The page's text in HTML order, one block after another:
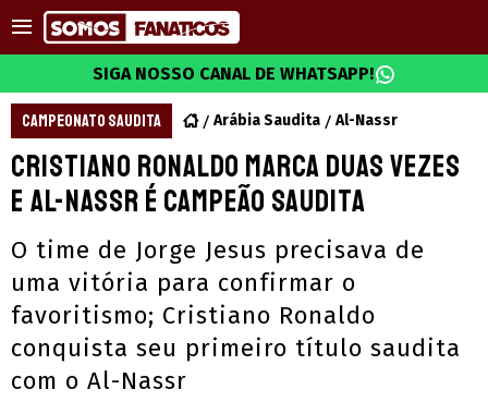
SIGA NOSSO CANAL DE WHATSAPP!
CAMPEONATO SAUDITA Arábia Saudita Al-Nassr
Cristiano Ronaldo marca duas vezes
e Al-Nassr é campeão saudita
O time de Jorge Jesus precisava de
uma vitória para confirmar o
favoritismo; Cristiano Ronaldo
conquista seu primeiro título saudita
com o Al-Nassr